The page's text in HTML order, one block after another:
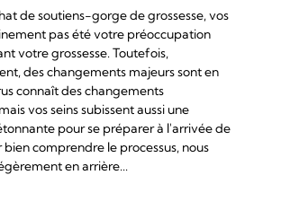
de soutiens-gorge de grossesse, vos
pas été votre préoccupation
votre grossesse. Toutefois,
des changements majeurs sont en
connaît des changements
vos seins subissent aussi une
pour se préparer à l'arrivée de
comprendre le processus, nous
en arrière...